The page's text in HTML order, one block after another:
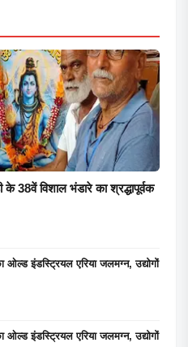
के 38वें विशाल भंडारे का श्रद्धापूर्वक
ओल्ड इंडस्ट्रियल एरिया जलमग्न, उद्योगों
ओल्ड इंडस्ट्रियल एरिया जलमग्न, उद्योगों